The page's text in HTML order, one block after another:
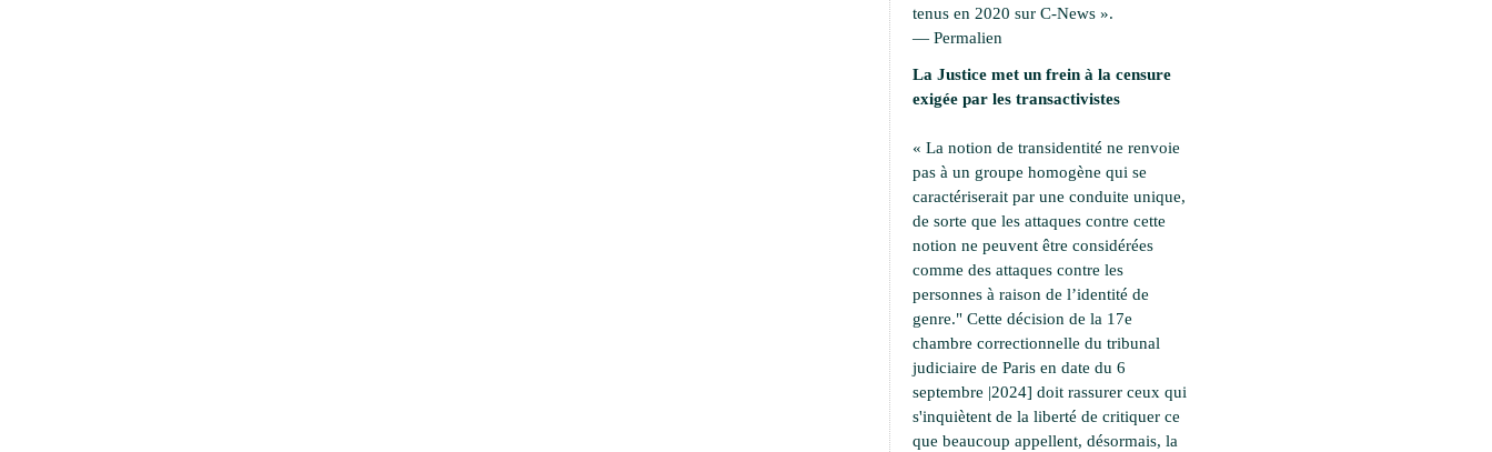
tenus en 2020 sur C-News ».
— Permalien
La Justice met un frein à la censure
exigée par les transactivistes
« La notion de transidentité ne renvoie
pas à un groupe homogène qui se
caractériserait par une conduite unique,
de sorte que les attaques contre cette
notion ne peuvent être considérées
comme des attaques contre les
personnes à raison de l’identité de
genre." Cette décision de la 17e
chambre correctionnelle du tribunal
judiciaire de Paris en date du 6
septembre |2024] doit rassurer ceux qui
s'inquiètent de la liberté de critiquer ce
que beaucoup appellent, désormais, la